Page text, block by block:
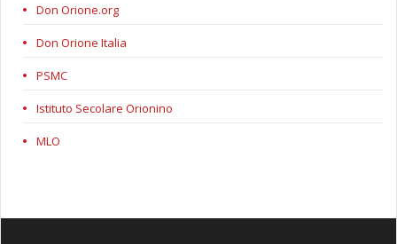
Don Orione.org
Don Orione Italia
PSMC
Istituto Secolare Orionino
MLO